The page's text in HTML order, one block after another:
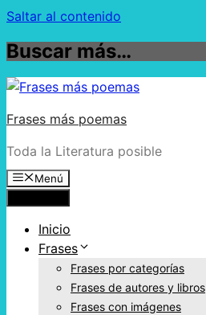
Saltar al contenido
Buscar más…
Frases más poemas
Toda la Literatura posible
Menú
Inicio
Frases
Frases por categorías
Frases de autores y libros
Frases con imágenes